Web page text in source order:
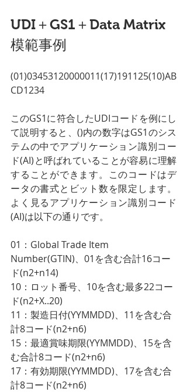
UDI＋GS1＋Data Matrix
模範事例
(01)03453120000011(17)191125(10)AB
CD1234
このGS1に符合したUDIコードを例にし
て説明すると、()内の数字はGS1のシス
テムの中でアプリケーション識別コー
ド(AI)と呼ばれていることが容易に理解
することができます。このコードはデ
ータの書式とビット数を限定します。
よく見るアプリケーション識別コード
(AI)は以下の通りです。
01：Global Trade Item
Number(GTIN)、01を含む合計16コー
ド(n2+n14)
10：ロット番号、10を含む最多22コー
ド(n2+X..20)
11：製造日付(YYMMDD)、11を含む合
計8コード(n2+n6)
15：最適賞味期限(YYMMDD)、15を含
む合計8コード(n2+n6)
17：有効期限(YYMMDD)、17を含む合
計8コード(n2+n6)